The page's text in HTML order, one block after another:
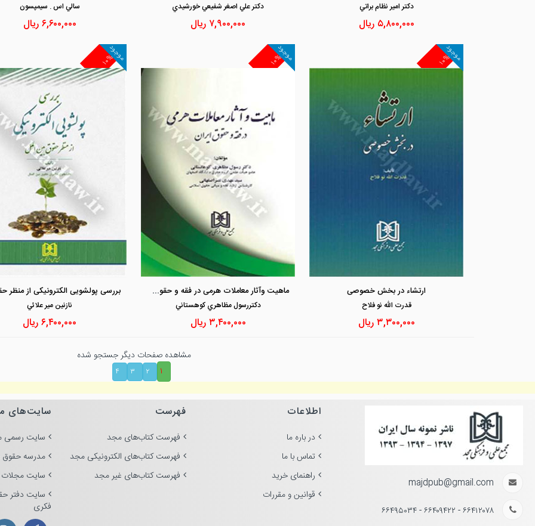
دكتر امير نظام براتي
۵,۸۰۰,۰۰۰ ریال
دكتر علي اصغر شفيعي خورشيدي
۷,۹۰۰,۰۰۰ ریال
سالي اس . سيمپسون
۶,۶۰۰,۰۰۰ریال
۱۰%
موجود
مشاهده و خرید
ارتشاء در بخش خصوصی
قدرت الله نو فلاح
۳,۳۰۰,۰۰۰ریال
۱۰%
موجود
مشاهده و خرید
ماهیت وآثار معاملات هرمی در فقه و حقوق ایران
دكتررسول مظاهري كوهستاني
۳,۴۰۰,۰۰۰ریال
۱۰%
موجود
نازنين مير علائي
۶,۴۰۰,۰۰۰ریال
مشاهده صفحات دیگر جستجو شده
۱
۲ ۳ ۴
majdpub@gmail.com
۶۶۴۱۲۰۷۸ - ۶۶۴۰۹۴۲۲ - ۶۶۴۹۵۰۳۴
اطلاعات
در باره ما
تماس با ما
راهنمای خرید
قوانین و مقررات
فهرست
فهرست کتاب‌های مجد
فهرست کتاب‌های الکترونیکی مجد
فهرست کتاب‌های غیر مجد
سایت‌های
سایت رسمی
مدرسه
سایت
سایت دفتر
فکری